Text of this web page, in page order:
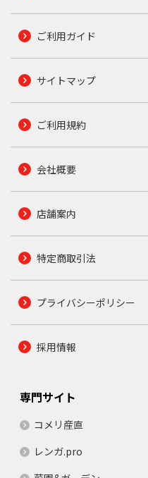
ご利用ガイド
サイトマップ
ご利用規約
会社概要
店舗案内
特定商取引法
プライバシーポリシー
採用情報
専門サイト
コメリ産直
レンガ.pro